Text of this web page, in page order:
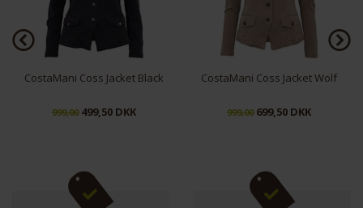
CostaMani Coss Jacket Wolf
999,00699,50 DKK
Garcia Jacket Khaki
999,00699,50 DKK